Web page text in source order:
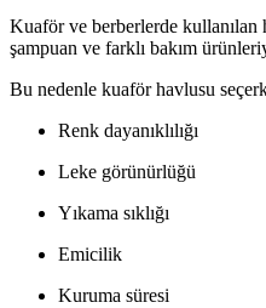
Kuaför ve berberlerde kullanılan
şampuan ve farklı bakım
Bu nedenle kuaför havlusu
Renk dayanıklılığı
Leke görünürlüğü
Yıkama sıklığı
Emicilik
Kuruma süresi